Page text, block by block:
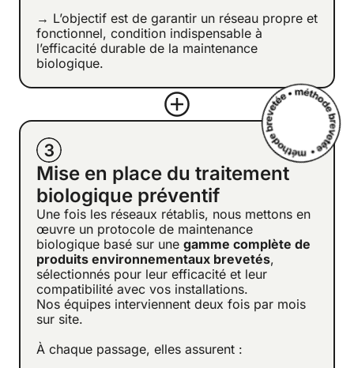
→ L’objectif est de garantir un réseau propre et
fonctionnel, condition indispensable à
l’efficacité durable de la maintenance
biologique.
Mise en place du traitement
biologique préventif
Une fois les réseaux rétablis, nous mettons en
œuvre un protocole de maintenance
biologique basé sur une gamme complète de
produits environnementaux brevetés,
sélectionnés pour leur efficacité et leur
compatibilité avec vos installations.
Nos équipes interviennent deux fois par mois
sur site.
À chaque passage, elles assurent :